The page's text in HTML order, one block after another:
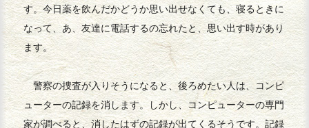
す。今日薬を飲んだかどうか思い出せなくても、寝るときに
なって、あ、友達に電話するの忘れたと、思い出す時があり
ます。
警察の捜査が入りそうになると、後ろめたい人は、コンピ
ューターの記録を消します。しかし、コンピューターの専門
家が調べると、消したはずの記録が出てくるそうです。記録